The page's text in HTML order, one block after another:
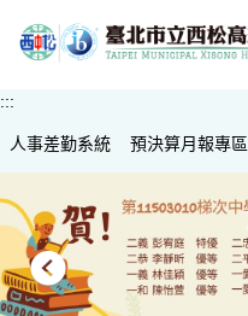
到
容
區
:::
人事差勤系統 預決算月報專區